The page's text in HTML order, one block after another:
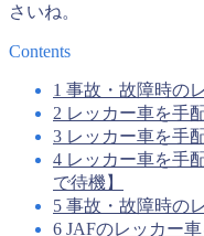
さいね。
Contents
1 事故・故障時の
2 レッカー車を手
3 レッカー車を手
4 レッカー車を手
で待機】
5 事故・故障時の
6 JAFのレッカー